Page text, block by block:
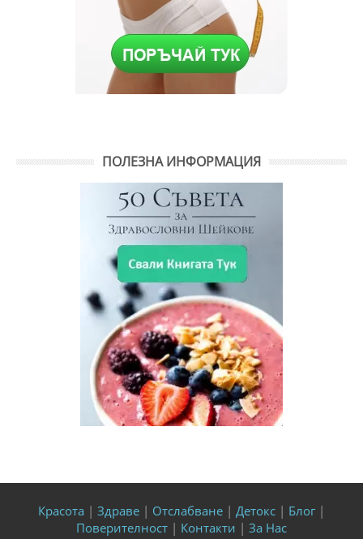
ПОЛЕЗНА ИНФОРМАЦИЯ
Красота | Здраве | Отслабване | Детокс | Блог |
Поверителност | Контакти | За Нас